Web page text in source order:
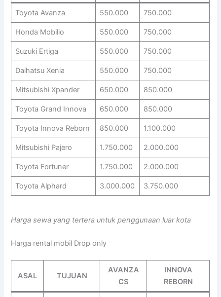
Toyota Avanza 550.000 750.000
Honda Mobilio 550.000 750.000
Suzuki Ertiga 550.000 750.000
Daihatsu Xenia 550.000 750.000
Mitsubishi Xpander 650.000 850.000
Toyota Grand Innova 650.000 850.000
Toyota Innova Reborn 850.000 1.100.000
Mitsubishi Pajero 1.750.000 2.000.000
Toyota Fortuner 1.750.000 2.000.000
Toyota Alphard 3.000.000 3.750.000
Harga sewa yang tertera untuk penggunaan luar kota
Harga rental mobil Drop only
ASAL TUJUAN
AVANZA
CS
INNOVA
REBORN